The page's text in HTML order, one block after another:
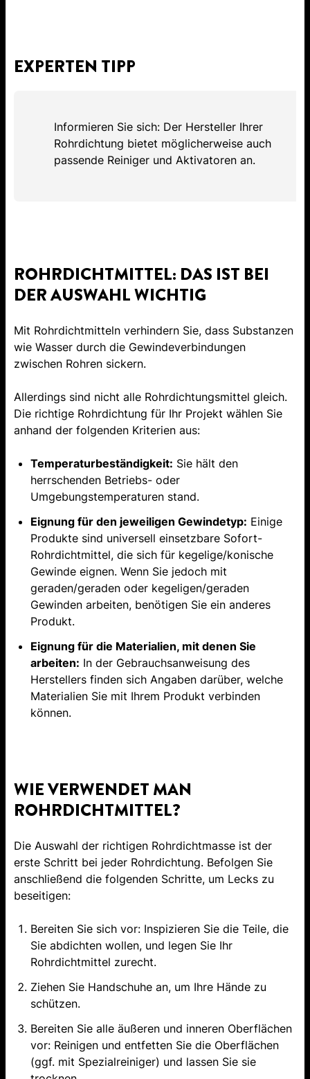
EXPERTEN TIPP
Informieren Sie sich: Der Hersteller Ihrer
Rohrdichtung bietet möglicherweise auch
passende Reiniger und Aktivatoren an.
ROHRDICHTMITTEL: DAS IST BEI
DER AUSWAHL WICHTIG
Mit Rohrdichtmitteln verhindern Sie, dass Substanzen
wie Wasser durch die Gewindeverbindungen
zwischen Rohren sickern.
Allerdings sind nicht alle Rohrdichtungsmittel gleich.
Die richtige Rohrdichtung für Ihr Projekt wählen Sie
anhand der folgenden Kriterien aus:
Temperaturbeständigkeit: Sie hält den
herrschenden Betriebs- oder
Umgebungstemperaturen stand.
Eignung für den jeweiligen Gewindetyp: Einige
Produkte sind universell einsetzbare Sofort-
Rohrdichtmittel, die sich für kegelige/konische
Gewinde eignen. Wenn Sie jedoch mit
geraden/geraden oder kegeligen/geraden
Gewinden arbeiten, benötigen Sie ein anderes
Produkt.
Eignung für die Materialien, mit denen Sie
arbeiten: In der Gebrauchsanweisung des
Herstellers finden sich Angaben darüber, welche
Materialien Sie mit Ihrem Produkt verbinden
können.
WIE VERWENDET MAN
ROHRDICHTMITTEL?
Die Auswahl der richtigen Rohrdichtmasse ist der
erste Schritt bei jeder Rohrdichtung. Befolgen Sie
anschließend die folgenden Schritte, um Lecks zu
beseitigen:
Bereiten Sie sich vor: Inspizieren Sie die Teile, die
Sie abdichten wollen, und legen Sie Ihr
Rohrdichtmittel zurecht.
Ziehen Sie Handschuhe an, um Ihre Hände zu
schützen.
Bereiten Sie alle äußeren und inneren Oberflächen
vor: Reinigen und entfetten Sie die Oberflächen
(ggf. mit Spezialreiniger) und lassen Sie sie